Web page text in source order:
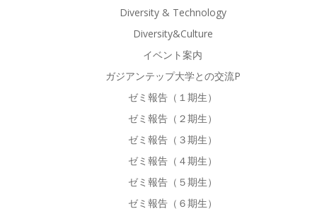
Diversity & Technology
Diversity&Culture
イベント案内
ガジアンテップ大学との交流P
ゼミ報告（１期生）
ゼミ報告（２期生）
ゼミ報告（３期生）
ゼミ報告（４期生）
ゼミ報告（５期生）
ゼミ報告（６期生）